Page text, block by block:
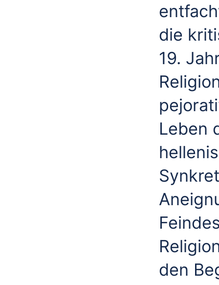
die
19.
Leben
den